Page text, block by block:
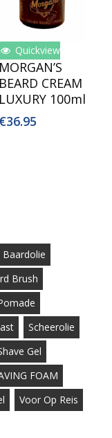
Toevoegen
Aan
Winkelwagen
Quickview
MORGAN’S
BEARD CREAM
LUXURY 100ml
€36.95
Baardolie
Brush
Scheerolie
Gel
FOAM
Voor Op Reis